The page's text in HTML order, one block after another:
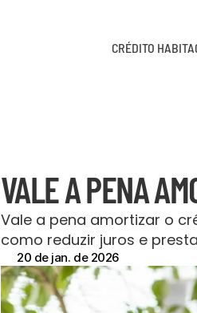
CRÉDITO
VALE A PENA
Vale a pena amortizar o
como reduzir juros e
20 de jan. de 2026